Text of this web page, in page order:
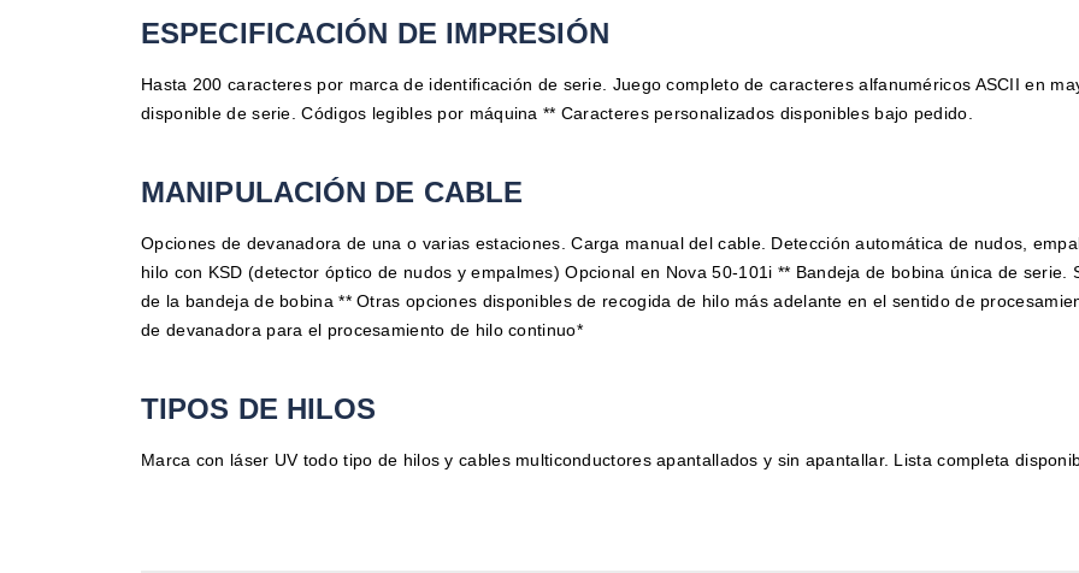
ESPECIFICACIÓN DE IMPRESIÓN
Hasta 200 caracteres por marca de identificación de serie. Juego completo de caracteres alfanuméricos ASCII en
disponible de serie. Códigos legibles por máquina ** Caracteres personalizados disponibles bajo pedido.
MANIPULACIÓN DE CABLE
Opciones de devanadora de una o varias estaciones. Carga manual del cable. Detección automática de nudos,
hilo con KSD (detector óptico de nudos y empalmes) Opcional en Nova 50-101i ** Bandeja de bobina única de serie.
de la bandeja de bobina ** Otras opciones disponibles de recogida de hilo más adelante en el sentido de
de devanadora para el procesamiento de hilo continuo*
TIPOS DE HILOS
Marca con láser UV todo tipo de hilos y cables multiconductores apantallados y sin apantallar. Lista completa